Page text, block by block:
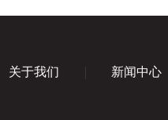
关于我们 新闻中心